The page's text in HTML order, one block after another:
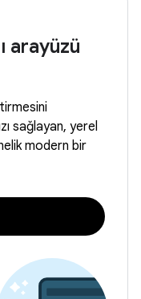
arayüzü
sağlayan, yerel
modern bir